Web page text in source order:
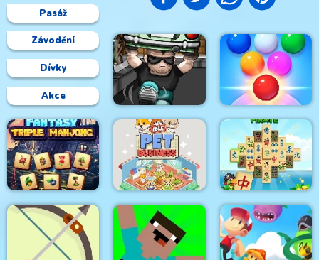
Pasáž
Závodění
Dívky
Akce
Go Repo
Bubble Shooter
Arcade 2
Fantasy Triple
Mahjong
Idle Pet Business
Mahjong Pirate
Plunder Journey